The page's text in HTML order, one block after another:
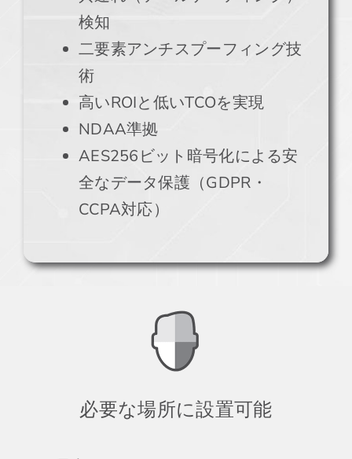
検知
二要素アンチスプーフィング技
術
高いROIと低いTCOを実現
NDAA準拠
AES256ビット暗号化による安
全なデータ保護（GDPR・
CCPA対応）
必要な場所に設置可能